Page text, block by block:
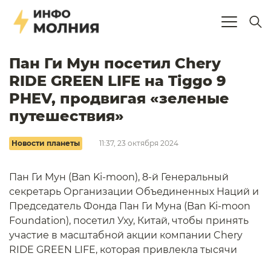
Пан Ги Мун посетил Chery
RIDE GREEN LIFE на Tiggo 9
PHEV, продвигая «зеленые
путешествия»
Новости планеты 11:37, 23 октября 2024
Пан Ги Мун (Ban Ki-moon), 8-й Генеральный
секретарь Организации Объединенных Наций и
Председатель Фонда Пан Ги Муна (Ban Ki-moon
Foundation), посетил Уху, Китай, чтобы принять
участие в масштабной акции компании Chery
RIDE GREEN LIFE, которая привлекла тысячи